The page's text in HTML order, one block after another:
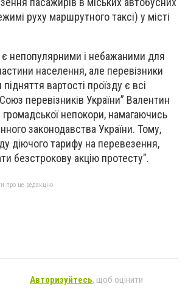
руху маршрутного таксі) у місті
непопулярними і небажаними для
населення, але перевізники
вартості проїзду є всі
перевізників України” Валентин
непокори, намагаючись
законодавства України. Тому,
діючого тарифу на перевезення,
безстрокову акцію протесту".
про це редакцію
Авторизуйтесь, щоб оцінити